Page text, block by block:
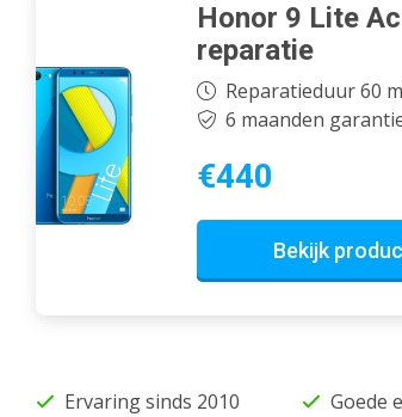
Honor 9 Lite
reparatie
Reparatieduur 60
6 maanden
€440
Bekijk
Ervaring sinds 2010 Goede